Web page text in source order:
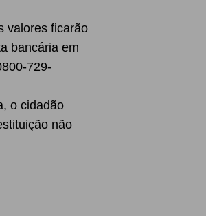
valores ficarão
bancária em
729-
o cidadão
não